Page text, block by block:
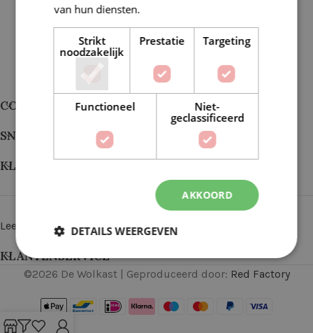
CONTACT
SNEL NAAR
KLANTEN VERTELLEN
Lees alle reviews
KLANTENSERVICE
©2026 De Wolkast | Geproduceerd door: Red Factory
van hun diensten.
Strikt
noodzakelijk
Prestatie Targeting
Functioneel
Niet-
geclassificeerd
AKKOORD
DETAILS WEERGEVEN